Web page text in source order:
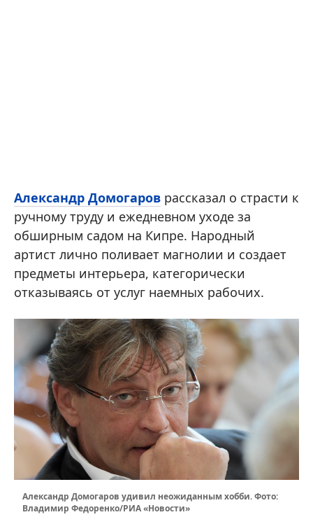
Александр Домогаров рассказал о страсти к
ручному труду и ежедневном уходе за
обширным садом на Кипре. Народный
артист лично поливает магнолии и создает
предметы интерьера, категорически
отказываясь от услуг наемных рабочих.
Александр Домогаров удивил неожиданным хобби. Фото:
Владимир Федоренко/РИА «Новости»